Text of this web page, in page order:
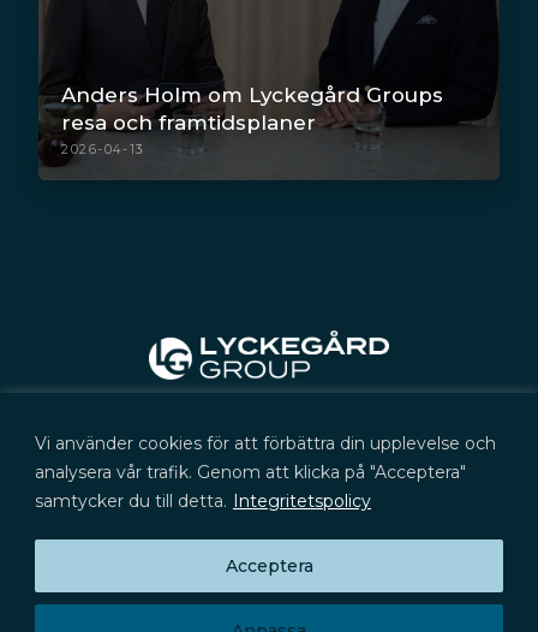
Vi använder cookies för att förbättra din upplevelse och
analysera vår trafik. Genom att klicka på "Acceptera"
samtycker du till detta. Integritetspolicy
Acceptera
Anders Holm om Lyckegård Groups
resa och framtidsplaner
2026-04-13
Prenumerera på press­meddelanden,
rapporter och aktieinformation
+46 (0) 702 566 705
kontakt@lyckegard.com
Signalistgatan 9